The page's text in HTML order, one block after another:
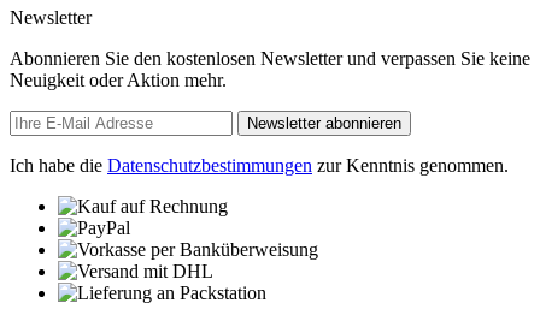
Newsletter
Abonnieren Sie den kostenlosen Newsletter und verpassen Sie keine
Neuigkeit oder Aktion mehr.
Newsletter abonnieren
Ich habe die Datenschutzbestimmungen zur Kenntnis genommen.